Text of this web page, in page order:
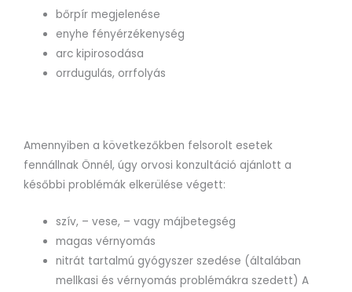
bőrpír megjelenése
enyhe fényérzékenység
arc kipirosodása
orrdugulás, orrfolyás
Amennyiben a következőkben felsorolt esetek
fennállnak Önnél, úgy orvosi konzultáció ajánlott a
későbbi problémák elkerülése végett:
szív, – vese, – vagy májbetegség
magas vérnyomás
nitrát tartalmú gyógyszer szedése (általában
mellkasi és vérnyomás problémákra szedett) A